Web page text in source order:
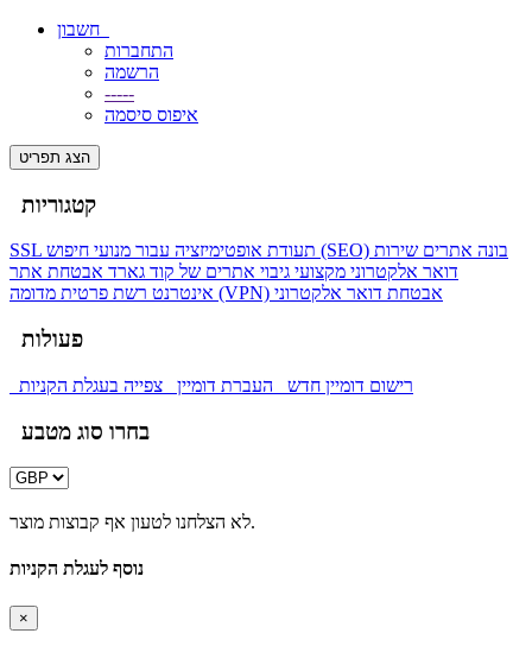
התחברות
הרשמה
-----
איפוס סיסמה
הצג תפריט
קטגוריות
SSL תעודת אופטימיזציה עבור מנועי חיפוש (SEO) בונה אתרים שירות
דואר אלקטרוני מקצועי גיבוי אתרים של קוד גארד אבטחת אתר
אינטרנט רשת פרטית מדומה (VPN) אבטחת דואר אלקטרוני
פעולות
רישום דומיין חדש העברת דומיין צפייה בעגלת הקניות
בחרו סוג מטבע
לא הצלחנו לטעון אף קבוצות מוצר.
נוסף לעגלת הקניות
×